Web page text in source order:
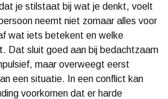
je stilstaat bij wat je denkt, voelt
neemt niet zomaar alles voor
wat iets betekent en welke
Dat sluit goed aan bij bedachtzaam
maar overweegt eerst
een situatie. In een conflict kan
voorkomen dat er harde